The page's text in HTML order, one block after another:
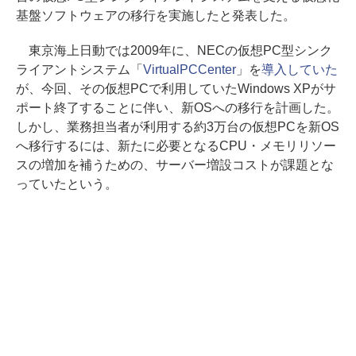
基盤ソフトウェアの移行を実施したと発表した。
東京海上日動では2009年に、NECの仮想PC型シンク
ライアントシステム「 VirtualPCCenter」を導入していた
が、今回、その仮想PCで利用していたWindows XPがサ
ポート終了することに伴い、新OSへの移行を計画した。
しかし、業務担当者が利用する約3万台の仮想PCを新OS
へ移行するには、新たに必要となるCPU・メモリリソー
スの増加を補うための、サーバー増設コストが課題とな
っていたという。